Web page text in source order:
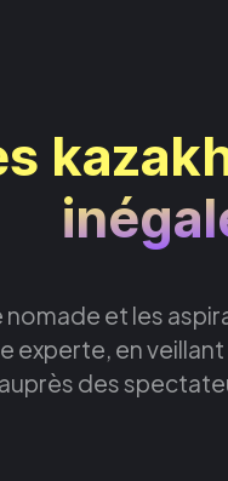
et les
experte, en
auprès des